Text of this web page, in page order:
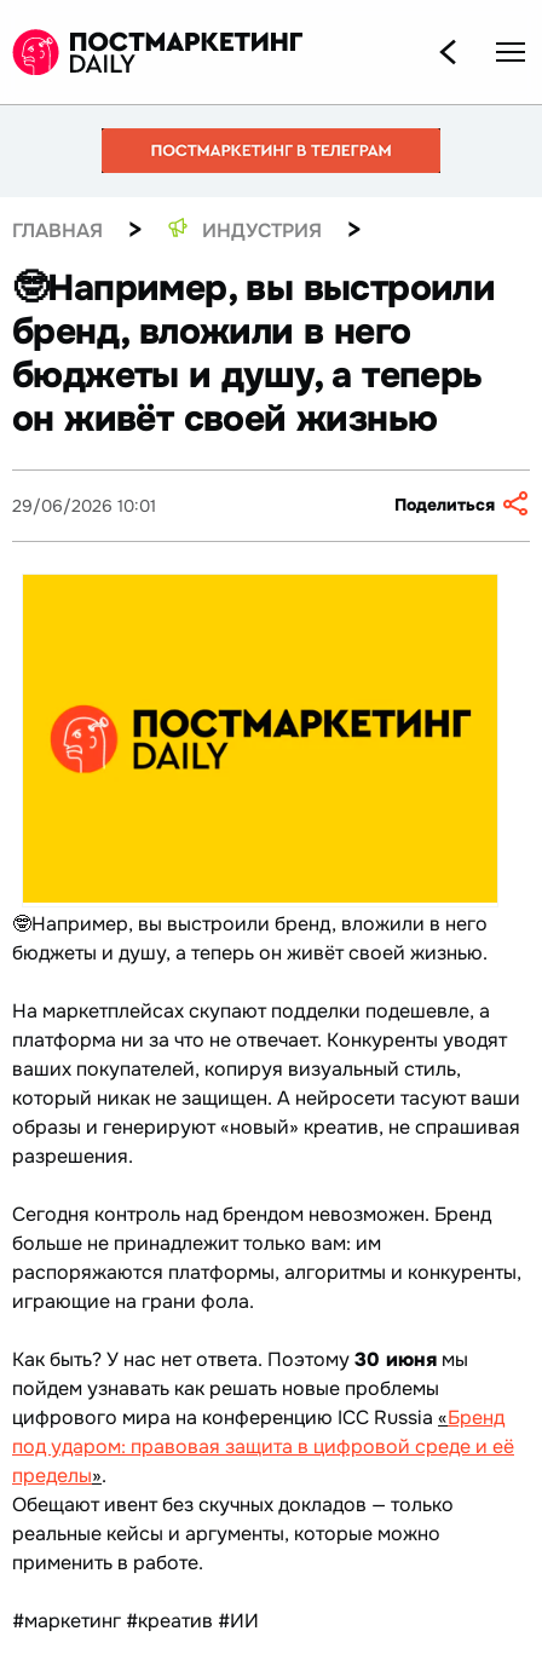
ГЛАВНАЯ > ИНДУСТРИЯ >
🤓Например, вы выстроили
бренд, вложили в него
бюджеты и душу, а теперь
он живёт своей жизнью
29/06/2026 10:01 Поделиться
🤓Например, вы выстроили бренд, вложили в него
бюджеты и душу, а теперь он живёт своей жизнью.
На маркетплейсах скупают подделки подешевле, а
платформа ни за что не отвечает. Конкуренты уводят
ваших покупателей, копируя визуальный стиль,
который никак не защищен. А нейросети тасуют ваши
образы и генерируют «новый» креатив, не спрашивая
разрешения.
Сегодня контроль над брендом невозможен. Бренд
больше не принадлежит только вам: им
распоряжаются платформы, алгоритмы и конкуренты,
играющие на грани фола.
Как быть? У нас нет ответа. Поэтому30 июня мы
пойдем узнавать как решать новые проблемы
цифрового мира на конференцию ICC Russia «Бренд
под ударом: правовая защита в цифровой среде и её
пределы».
Обещают ивент без скучных докладов — только
реальные кейсы и аргументы, которые можно
применить в работе.
#маркетинг #креатив #ИИ